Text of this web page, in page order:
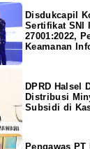
Disdukcapil
Sertifikat SNI
27001:2022,
Keamanan
DPRD Halsel
Distribusi
Subsidi di
Pengawas